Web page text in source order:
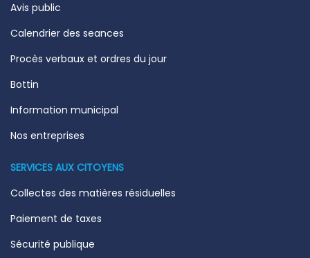
Avis public
Calendrier des seances
Procès verbaux et ordres du jour
Bottin
Information municipal
Nos entreprises
SERVICES AUX CITOYENS
Collectes des matières résiduelles
Paiement de taxes
Sécurité publique